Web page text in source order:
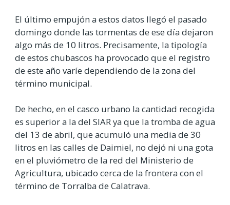
El último empujón a estos datos llegó el pasado
domingo donde las tormentas de ese día dejaron
algo más de 10 litros. Precisamente, la tipología
de estos chubascos ha provocado que el registro
de este año varíe dependiendo de la zona del
término municipal.
De hecho, en el casco urbano la cantidad recogida
es superior a la del SIAR ya que la tromba de agua
del 13 de abril, que acumuló una media de 30
litros en las calles de Daimiel, no dejó ni una gota
en el pluviómetro de la red del Ministerio de
Agricultura, ubicado cerca de la frontera con el
término de Torralba de Calatrava.